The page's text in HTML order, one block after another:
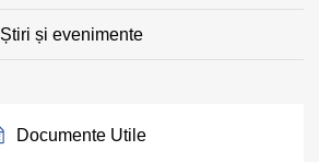
Știri și evenimente
Documente Utile